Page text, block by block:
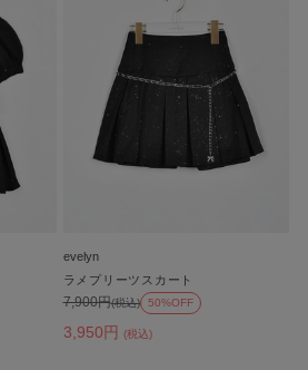
evelyn
ラメプリーツスカート
3,950円 (税込)
7,900円(税込) 50%OFF